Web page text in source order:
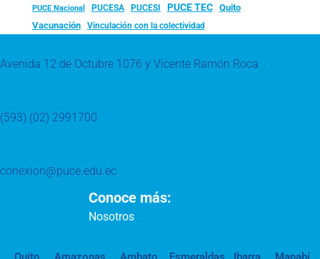
PUCE Nacional PUCESA PUCESI PUCE TEC
Quito
Vacunación
Vinculación con la colectividad
Avenida 12 de Octubre 1076 y Vicente Ramón Roca
(593) (02) 2991700
conexion@puce.edu.ec
Conoce más:
Nosotros